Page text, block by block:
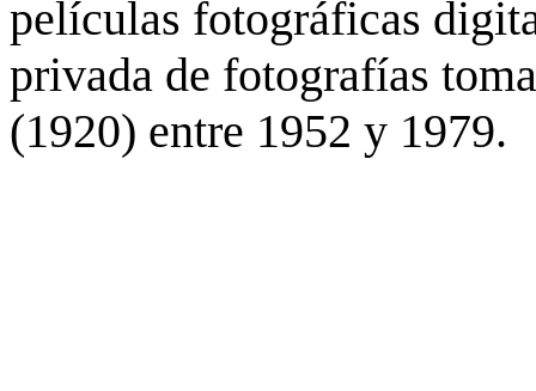
películas fotográficas
privada de fotografías
(1920) entre 1952 y 1979.